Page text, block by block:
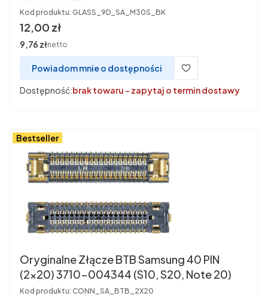
Kod produktu: GLASS_9D_SA_M30S_BK
Cena
12,00 zł
Cena
9,76 złnetto
Powiadom mnie o dostępności
Dostępność:brak towaru - zapytaj o termin dostawy
Bestseller
Oryginalne Złącze BTB Samsung 40 PIN
(2x20) 3710-004344 (S10, S20, Note 20)
Kod produktu: CONN_SA_BTB_2X20